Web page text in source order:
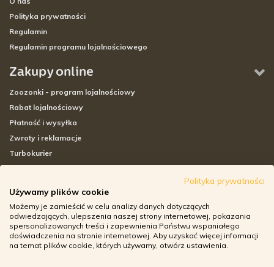
Polityka prywatności
Regulamin
Regulamin programu lojalnościowego
Zakupy online
Zoozonki - program lojalnościowy
Rabat lojalnościowy
Płatność i wysyłka
Zwroty i reklamacje
Turbokurier
Adresy sklepów stacjonarnych
Godziny otwarcia sklepów
Aplikacja zoozone.pl
Zwroty i reklamacje
Polityka prywatności
Używamy plików cookie
Możemy je zamieścić w celu analizy danych dotyczących
odwiedzających, ulepszenia naszej strony internetowej, pokazania
spersonalizowanych treści i zapewnienia Państwu wspaniałego
doświadczenia na stronie internetowej. Aby uzyskać więcej informacji
na temat plików cookie, których używamy, otwórz ustawienia.